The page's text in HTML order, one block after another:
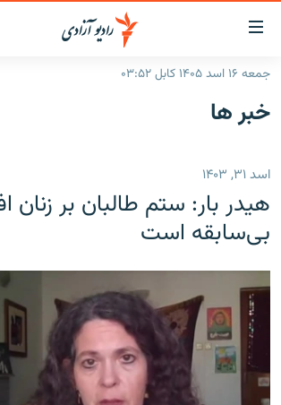
لینک‌های
قابل
دسترسی
به
بازگشت
منوی
اصلی
به
صفحه
جستجو
گزارش‌ها
شرق میانه
افغانستان
جهان
جدول نشرات
مصاحبه‌ها
مجموعه تصویری
ورزش
بحران مهاجرت
'کووید-۱۹'
جمعه ۱۶ اسد ۱۴۰۵ کابل ۰۳:۵۲
خبر ها
اسد ۳۱, ۱۴۰۳
هیدر بار: ستم طالبان بر زنان
بی‌سابقه است